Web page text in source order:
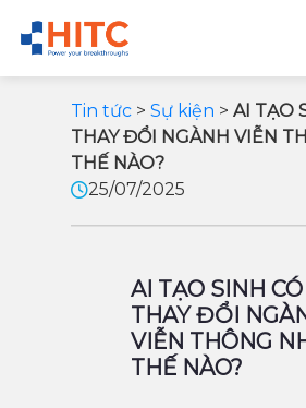
Tin tức > Sự kiện > AI TẠO
THAY ĐỔI NGÀNH VIỄN
THẾ NÀO?
25/07/2025
AI TẠO SINH
THAY ĐỔI
VIỄN THÔNG
THẾ NÀO?